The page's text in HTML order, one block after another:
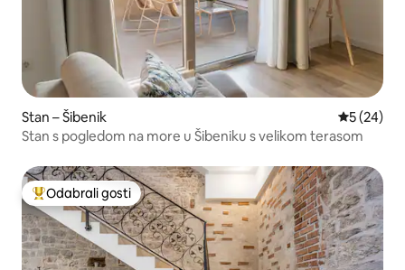
Stan – Šibenik Prosječna
5 (24)
Stan s pogledom na more u Šibeniku s velikom terasom
Među najviše rangiranima s oznakom „Odabrali gosti”
Odabrali gosti